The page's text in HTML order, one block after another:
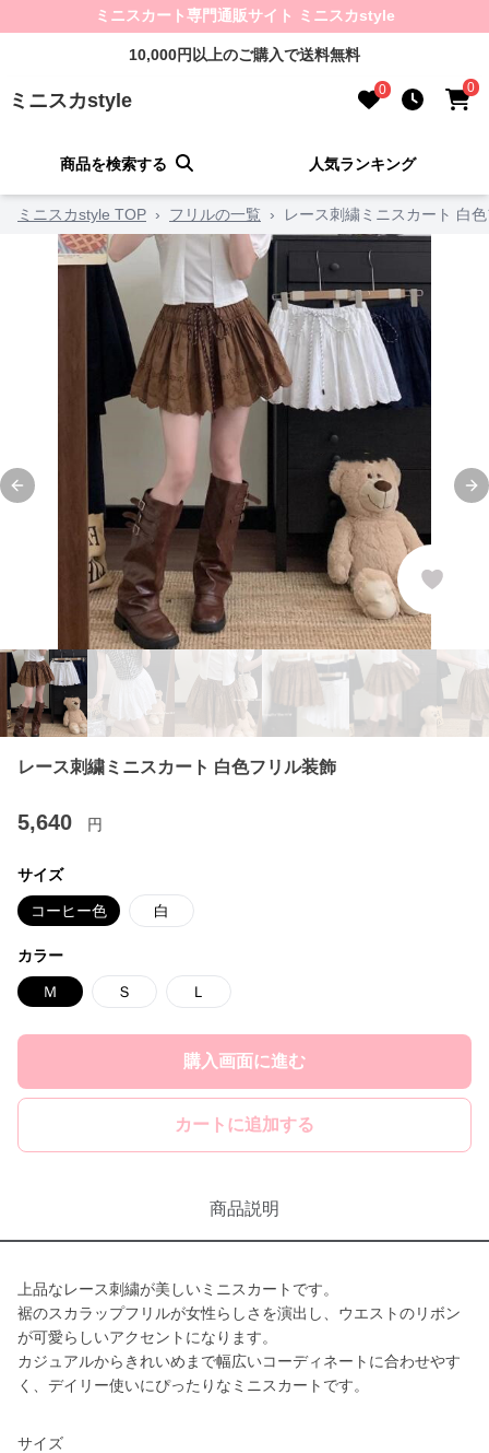
ミニスカート専門通販サイト ミニスカstyle
10,000円以上のご購入で送料無料
ミニスカstyle 0 0
商品を検索する 人気ランキング
ミニスカstyle TOP › フリルの一覧 › レース刺繍ミニスカート 白
Previous slide
レース刺繍ミニスカート 白色フリル装飾
5,640 円
サイズ
コーヒー色 白
カラー
Ｍ Ｓ Ｌ
購入画面に進む
カートに追加する
商品説明
上品なレース刺繍が美しいミニスカートです。
裾のスカラップフリルが女性らしさを演出し、ウエストのリボン
が可愛らしいアクセントになります。
カジュアルからきれいめまで幅広いコーディネートに合わせやす
く、デイリー使いにぴったりなミニスカートです。
サイズ